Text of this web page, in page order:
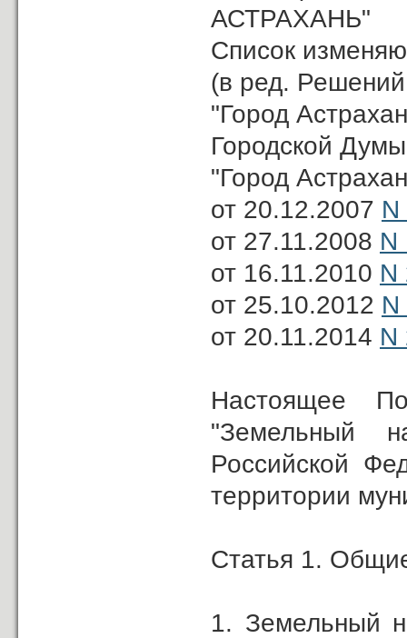
АСТРАХАНЬ"
Список
(в ред.
"Город
Городской
"Город
от 20.12.2007 N
от 27.11.2008 N
от 16.11.2010 N
от 25.10.2012 N
от 20.11.2014 N
Настоящее
"Земельный
Российской
территории
Статья 1.
1. Земельный